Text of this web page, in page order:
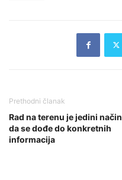
Prethodni članak
Rad na terenu je jedini način
da se dođe do konkretnih
informacija